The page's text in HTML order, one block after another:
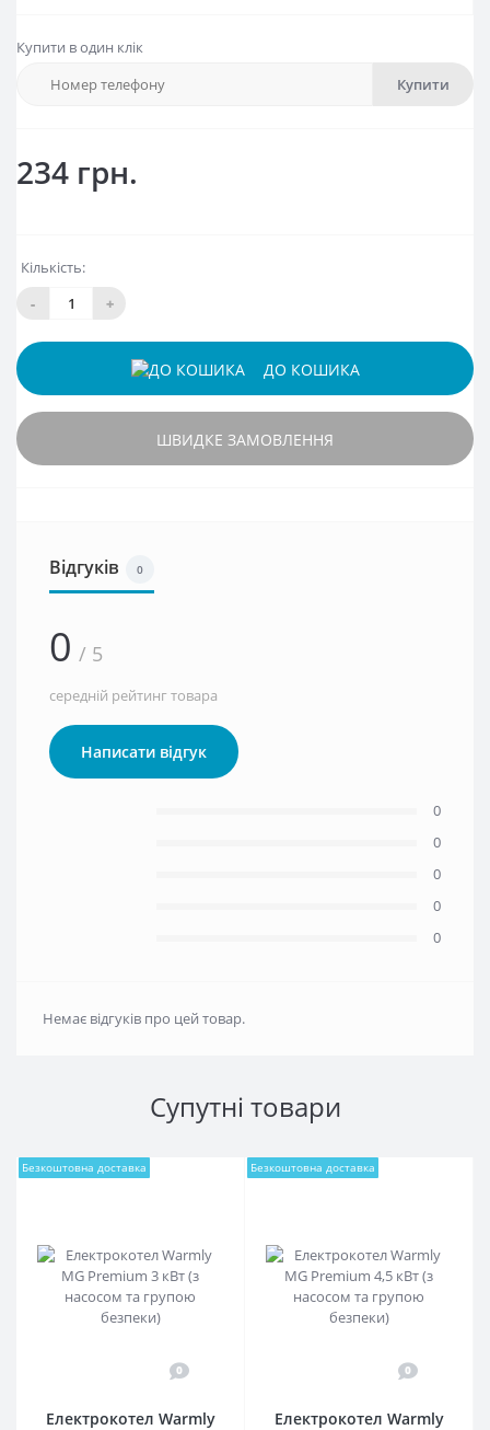
Купити в один клік
Купити
234 грн.
Кількість:
-
+
ДО КОШИКА
ШВИДКЕ ЗАМОВЛЕННЯ
Відгуків 0
0 / 5
середній рейтинг товара
Написати відгук
0
0
0
0
0
Немає відгуків про цей товар.
Супутні товари
Безкоштовна доставка
0
Електрокотел Warmly
Безкоштовна доставка
0
Електрокотел Warmly